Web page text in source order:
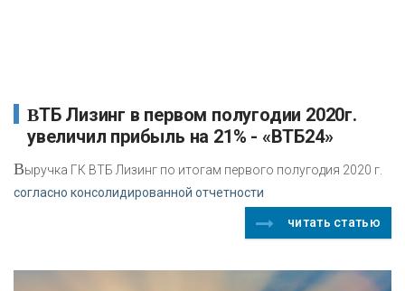
ВТБ Лизинг в первом полугодии 2020г.
увеличил прибыль на 21% - «ВТБ24»
Выручка ГК ВТБ Лизинг по итогам первого полугодия 2020 г.
согласно консолидированной отчетности
читать статью